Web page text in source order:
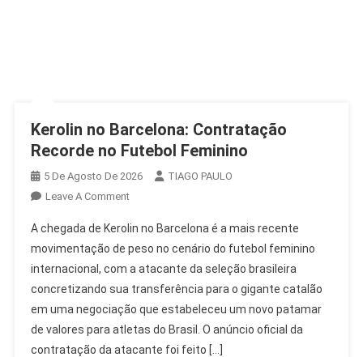
Kerolin no Barcelona: Contratação
Recorde no Futebol Feminino
5 De Agosto De 2026
TIAGO PAULO
Leave A CommentOn
No
Barcelona:
Contratação
Recorde
No
Futebol
Feminino
A chegada de Kerolin no Barcelona é a mais recente
movimentação de peso no cenário do futebol feminino
internacional, com a atacante da seleção brasileira
concretizando sua transferência para o gigante catalão
em uma negociação que estabeleceu um novo patamar
de valores para atletas do Brasil. O anúncio oficial da
contratação da atacante foi feito […]